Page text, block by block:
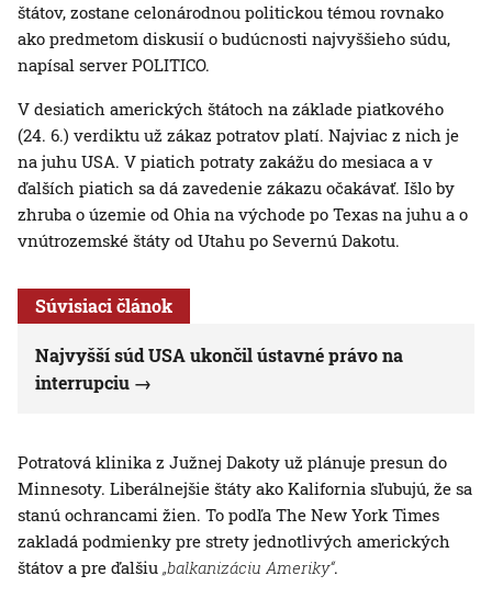
štátov, zostane celonárodnou politickou témou rovnako
ako predmetom diskusií o budúcnosti najvyššieho súdu,
napísal server POLITICO.
V desiatich amerických štátoch na základe piatkového
(24. 6.) verdiktu už zákaz potratov platí. Najviac z nich je
na juhu USA. V piatich potraty zakážu do mesiaca a v
ďalších piatich sa dá zavedenie zákazu očakávať. Išlo by
zhruba o územie od Ohia na východe po Texas na juhu a o
vnútrozemské štáty od Utahu po Severnú Dakotu.
Súvisiaci článok
Najvyšší súd USA ukončil ústavné právo na
interrupciu
Potratová klinika z Južnej Dakoty už plánuje presun do
Minnesoty. Liberálnejšie štáty ako Kalifornia sľubujú, že sa
stanú ochrancami žien. To podľa The New York Times
zakladá podmienky pre strety jednotlivých amerických
štátov a pre ďalšiu „balkanizáciu Ameriky“.